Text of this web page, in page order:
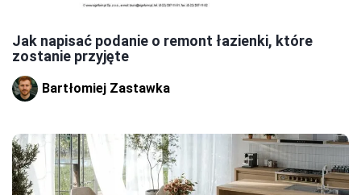
Jak napisać podanie o remont łazienki, które
zostanie przyjęte
Bartłomiej Zastawka